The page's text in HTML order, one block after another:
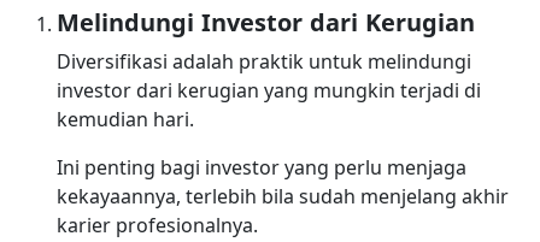
Melindungi Investor dari Kerugian
Diversifikasi adalah praktik untuk melindungi
investor dari kerugian yang mungkin terjadi di
kemudian hari.
Ini penting bagi investor yang perlu menjaga
kekayaannya, terlebih bila sudah menjelang akhir
karier profesionalnya.